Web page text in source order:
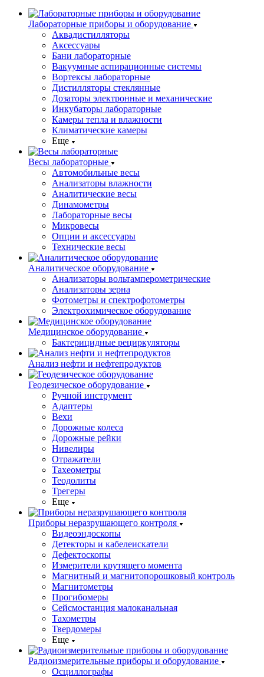
Лабораторные приборы и оборудование
Аквадистилляторы
Аксессуары
Бани лабораторные
Вакуумные аспирационные системы
Вортексы лабораторные
Дистилляторы стеклянные
Дозаторы электронные и механические
Инкубаторы лабораторные
Камеры тепла и влажности
Климатические камеры
Еще
Весы лабораторные
Автомобильные весы
Анализаторы влажности
Аналитические весы
Динамометры
Лабораторные весы
Микровесы
Опции и аксессуары
Технические весы
Аналитическое оборудование
Анализаторы вольтамперометрические
Анализаторы зерна
Фотометры и спектрофотометры
Электрохимическое оборудование
Медицинское оборудование
Бактерицидные рециркуляторы
Анализ нефти и нефтепродуктов
Геодезическое оборудование
Ручной инструмент
Адаптеры
Вехи
Дорожные колеса
Дорожные рейки
Нивелиры
Отражатели
Тахеометры
Теодолиты
Трегеры
Еще
Приборы неразрушающего контроля
Видеоэндоскопы
Детекторы и кабелеискатели
Дефектоскопы
Измерители крутящего момента
Магнитный и магнитопорошковый контроль
Магнитометры
Прогибомеры
Сейсмостанция малоканальная
Тахометры
Твердомеры
Еще
Радиоизмерительные приборы и оборудование
Осциллографы